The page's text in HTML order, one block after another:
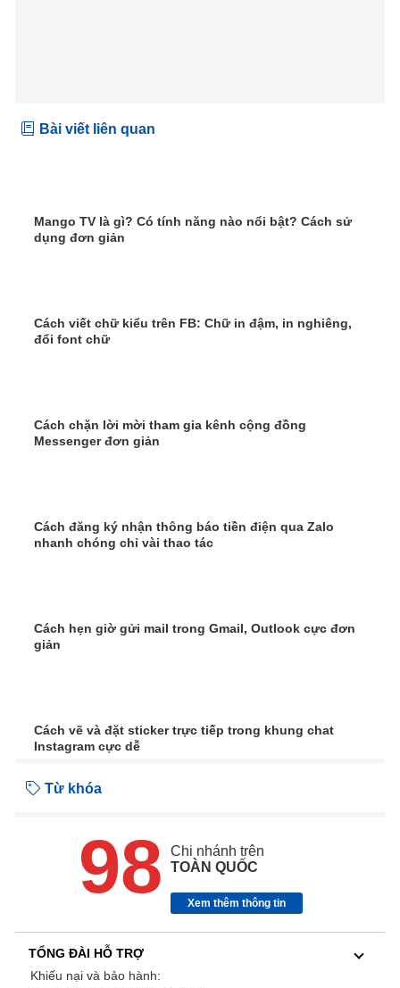
Bài viết liên quan
Mango TV là gì? Có tính năng nào nổi bật? Cách sử
dụng đơn giản
Cách viết chữ kiểu trên FB: Chữ in đậm, in nghiêng,
đổi font chữ
Cách chặn lời mời tham gia kênh cộng đồng
Messenger đơn giản
Cách đăng ký nhận thông báo tiền điện qua Zalo
nhanh chóng chỉ vài thao tác
Cách hẹn giờ gửi mail trong Gmail, Outlook cực đơn
giản
Cách vẽ và đặt sticker trực tiếp trong khung chat
Instagram cực dễ
Từ khóa
98
Chi nhánh trên
TOÀN QUỐC
Xem thêm thông tin
TỔNG ĐÀI HỖ TRỢ
Khiếu nại và bảo hành: